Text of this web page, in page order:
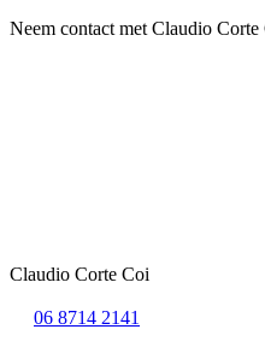
Neem contact met Claudio
Claudio Corte Coi
06 8714 2141